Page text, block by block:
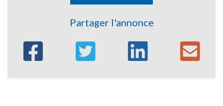
Partager l'annonce